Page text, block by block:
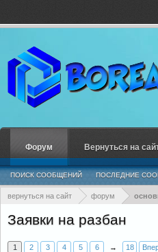
вернуться на сайт форум
Заявки на разбан
1 2 3 4 5 6 → 18
Форум
ПОИСК СООБЩЕНИЙ ПОСЛЕДНИЕ
Вернуться на